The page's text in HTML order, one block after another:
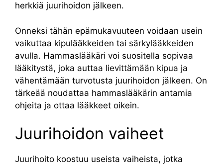
herkkiä juurihoidon jälkeen.
Onneksi tähän epämukavuuteen voidaan usein
vaikuttaa kipulääkkeiden tai särkylääkkeiden
avulla. Hammaslääkäri voi suositella sopivaa
lääkitystä, joka auttaa lievittämään kipua ja
vähentämään turvotusta juurihoidon jälkeen. On
tärkeää noudattaa hammaslääkärin antamia
ohjeita ja ottaa lääkkeet oikein.
Juurihoidon vaiheet
Juurihoito koostuu useista vaiheista, jotka